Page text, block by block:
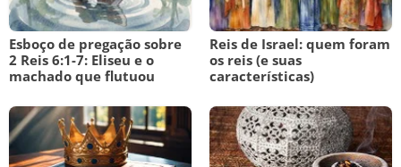
Esboço de pregação sobre
2 Reis 6:1-7: Eliseu e o
machado que flutuou
Reis de Israel: quem foram
os reis (e suas
características)